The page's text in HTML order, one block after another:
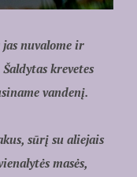
nuvalome ir
krevetes
vandenį.
sūrį su aliejais
masės,